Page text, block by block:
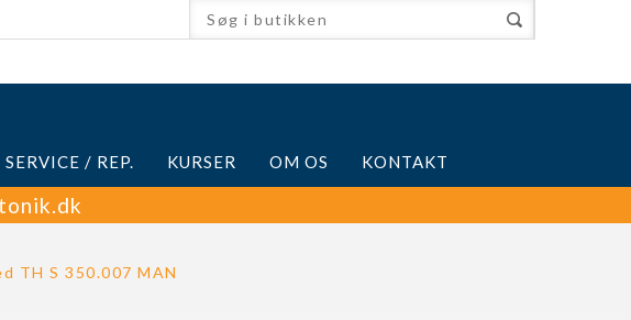
SERVICE / REP. KURSER OM OS KONTAKT
TH S 350.007 MAN